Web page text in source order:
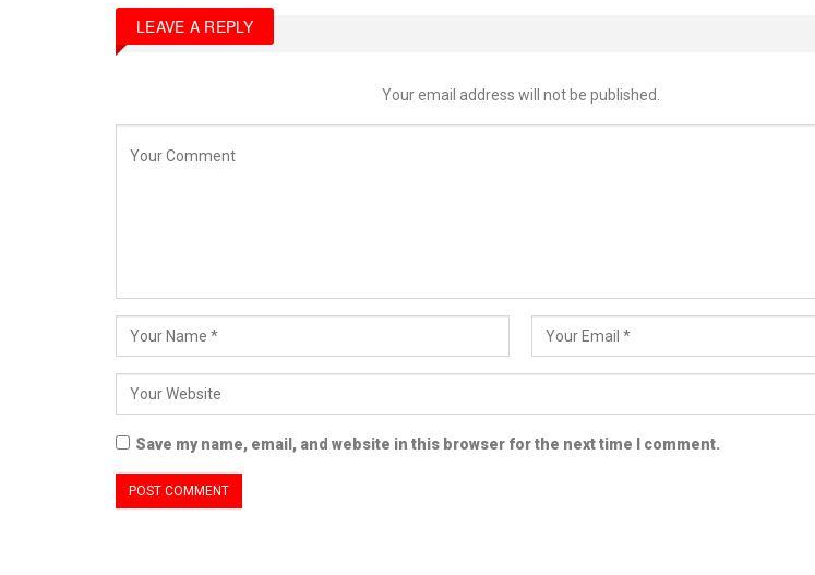
LEAVE A REPLY
Your email address will not be published.
Save my name, email, and website in this browser for the next time I comment.